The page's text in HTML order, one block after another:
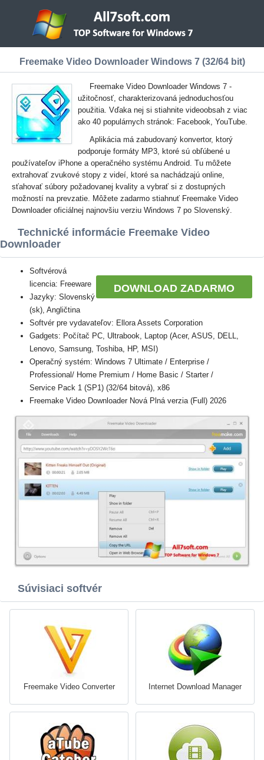
Freemake Video Downloader Windows 7 (32/64 bit)
Freemake Video Downloader Windows 7 -
užitočnosť, charakterizovaná jednoduchosťou
použitia. Vďaka nej si stiahnite videoobsah z viac
ako 40 populárnych stránok: Facebook, YouTube.
Aplikácia má zabudovaný konvertor, ktorý
podporuje formáty MP3, ktoré sú obľúbené u
používateľov iPhone a operačného systému Android. Tu môžete
extrahovať zvukové stopy z videí, ktoré sa nachádzajú online,
sťahovať súbory požadovanej kvality a vybrať si z dostupných
možností na prevzatie. Môžete zadarmo stiahnuť Freemake Video
Downloader oficiálnej najnovšiu verziu Windows 7 po Slovenský.
Technické informácie Freemake Video
Downloader
DOWNLOAD ZADARMO
Softvérová
licencia: Freeware
Jazyky: Slovenský
(sk), Angličtina
Softvér pre vydavateľov: Ellora Assets Corporation
Gadgets: Počítač PC, Ultrabook, Laptop (Acer, ASUS, DELL,
Lenovo, Samsung, Toshiba, HP, MSI)
Operačný systém: Windows 7 Ultimate / Enterprise /
Professional/ Home Premium / Home Basic / Starter /
Service Pack 1 (SP1) (32/64 bitová), x86
Freemake Video Downloader Nová Plná verzia (Full) 2026
Súvisiaci softvér
Freemake Video Converter Internet Download Manager